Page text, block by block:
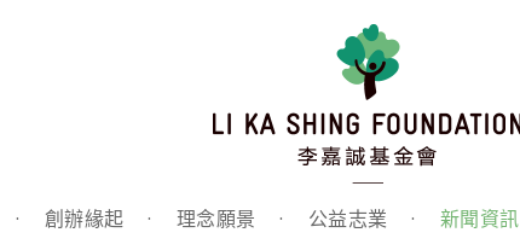
· 創辦緣起 · 理念願景 · 公益志業 · 新聞資訊